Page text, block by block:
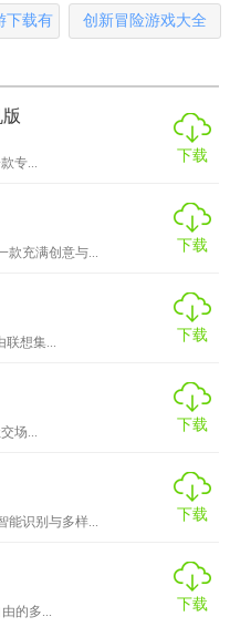
哪些
下载有
创新冒险游戏大全
专...
下载
款充满创意与...
下载
联想集...
下载
场...
下载
能识别与多样...
下载
的多...
下载